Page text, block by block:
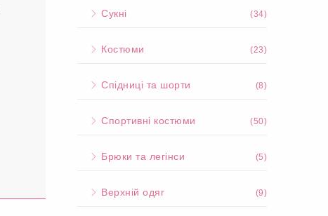
Сукні (34)
Костюми (23)
Спідниці та шорти (8)
Спортивні костюми (50)
Брюки та легінси (5)
Верхній одяг (9)